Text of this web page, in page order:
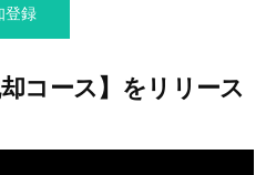
ベルアップ！
脱却コース
登録
却コース】をリリース